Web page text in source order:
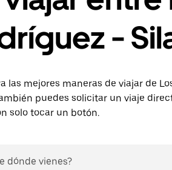
-
las mejores maneras de viajar de
puedes solicitar un viaje
solo tocar un botón.
dónde vienes?